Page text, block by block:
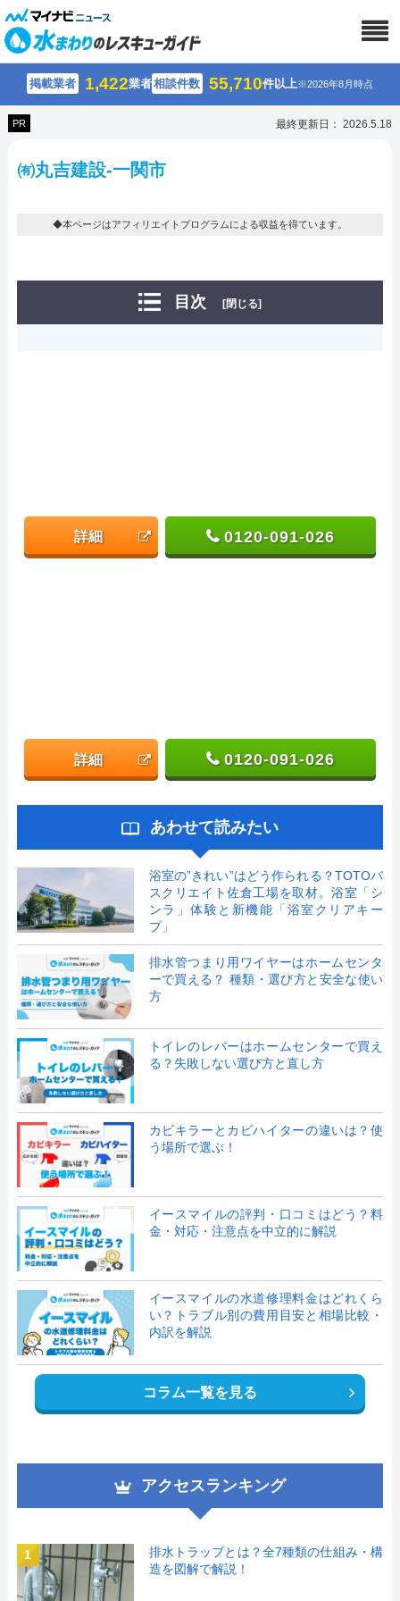
掲載業者 1,422業者相談件数 55,710件以上※2026年8月時点
PR 最終更新日： 2026.5.18
㈲丸吉建設-一関市
◆本ページはアフィリエイトプログラムによる収益を得ています。
目次 [閉じる]
詳細 0120-091-026
詳細 0120-091-026
あわせて読みたい
浴室の”きれい”はどう作られる？TOTOバ
スクリエイト佐倉工場を取材。浴室「シ
ンラ」体験と新機能「浴室クリアキー
プ」
排水管つまり用ワイヤーはホームセンタ
ーで買える？ 種類・選び方と安全な使い
方
トイレのレバーはホームセンターで買え
る？失敗しない選び方と直し方
カビキラーとカビハイターの違いは？使
う場所で選ぶ！
イースマイルの評判・口コミはどう？料
金・対応・注意点を中立的に解説
イースマイルの水道修理料金はどれくら
い？トラブル別の費用目安と相場比較・
内訳を解説
コラム一覧を見る
アクセスランキング
1
排水トラップとは？全7種類の仕組み・構
造を図解で解説！